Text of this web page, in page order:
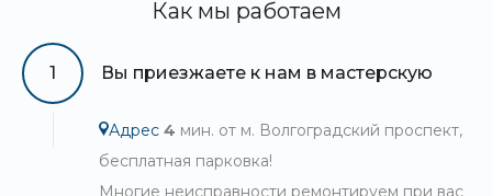
Как мы работаем
1 Вы приезжаете к нам в мастерскую
Адрес 4 мин. от м. Волгоградский проспект,
бесплатная парковка!
Многие неисправности ремонтируем при вас